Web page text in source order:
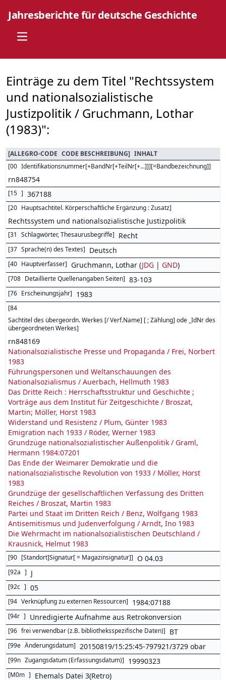
Jahresberichte für deutsche Geschichte
Open main menu
Einträge zu dem Titel "Rechtssystem
und nationalsozialistische
Justizpolitik / Gruchmann, Lothar
(1983)":
[ALLEGRO-CODE CODE BESCHREIBUNG] INHALT
[00 Identifikationsnummer[+BandNr[+TeilNr[+...]]][=Bandbezeichnung]]
rn848754
[15 ] 367188
[20 Hauptsachtitel. Körperschaftliche Ergänzung : Zusatz]
Rechtssystem und nationalsozialistische Justizpolitik
[31 Schlagwörter, Thesaurusbegriffe] Recht
[37 Sprache(n) des Textes] Deutsch
[40 Hauptverfasser] Gruchmann, Lothar (JDG | GND)
[708 Detaillierte Quellenangaben Seiten] 83-103
[76 Erscheinungsjahr] 1983
[84
Sachtitel des übergeordn. Werkes [/ Verf.Name] [ ; Zählung] ode _IdNr des
übergeordneten Werkes]
rn848169
Nationalsozialistische Presse und Propaganda / Frei, Norbert
1983
Führungspersonen und Weltanschauungen des
Nationalsozialismus / Auerbach, Hellmuth 1983
Das Dritte Reich : Herrschaftsstruktur und Geschichte ;
Vorträge aus dem Institut für Zeitgeschichte / Broszat,
Martin; Möller, Horst 1983
Widerstand und Resistenz / Plum, Günter 1983
Emigration nach 1933 / Röder, Werner 1983
Grundzüge nationalsozialistischer Außenpolitik / Graml,
Hermann 1984:07201
Das Ende der Weimarer Demokratie und die
nationalsozialistische Revolution von 1933 / Möller, Horst
1983
Grundzüge der gesellschaftlichen Verfassung des Dritten
Reiches / Broszat, Martin 1983
Partei und Staat im Dritten Reich / Benz, Wolfgang 1983
Antisemitismus und Judenverfolgung / Arndt, Ino 1983
Die Wehrmacht im nationalsozialistischen Deutschland /
Krausnick, Helmut 1983
[90 [Standort]Signatur[ = Magazinsignatur]] O 04.03
[92a ] J
[92c ] 05
[94 Verknüpfung zu externen Ressourcen] 1984:07188
[94r ] Unredigierte Aufnahme aus Retrokonversion
[96 frei verwendbar (z.B. bibliotheksspezifische Daten)] BT
[99e Änderungsdatum] 20150819/15:25:45-797921/3729 obar
[99n Zugangsdatum (Erfassungsdatum)] 19990323
[M0m ] Ehemals Datei 3(Retro)